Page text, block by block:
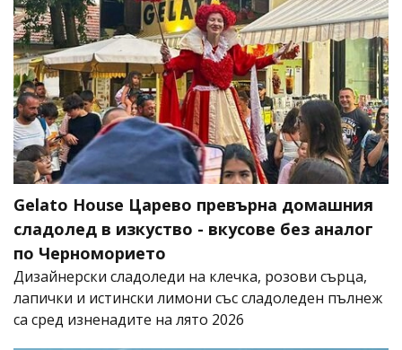
Gelato House Царево превърна домашния
сладолед в изкуство - вкусове без аналог
по Черноморието
Дизайнерски сладоледи на клечка, розови сърца,
лапички и истински лимони със сладоледен пълнеж
са сред изненадите на лято 2026